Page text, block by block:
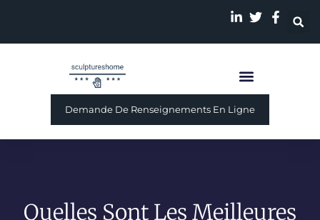
Demande De Renseignements En Ligne
Quelles Sont Les Meilleures